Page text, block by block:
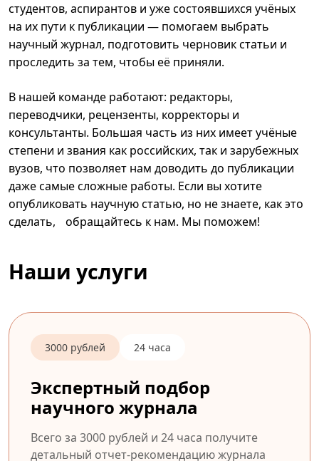
студентов, аспирантов и уже состоявшихся учёных
на их пути к публикации — помогаем выбрать
научный журнал, подготовить черновик статьи и
проследить за тем, чтобы её приняли.
В нашей команде работают: редакторы,
переводчики, рецензенты, корректоры и
консультанты. Большая часть из них имеет учёные
степени и звания как российских, так и зарубежных
вузов, что позволяет нам доводить до публикации
даже самые сложные работы. Если вы хотите
опубликовать научную статью, но не знаете, как это
сделать, обращайтесь к нам. Мы поможем!
Наши услуги
3000 рублей 24 часа
Экспертный подбор
научного журнала
Всего за 3000 рублей и 24 часа получите
детальный отчет-рекомендацию журнала